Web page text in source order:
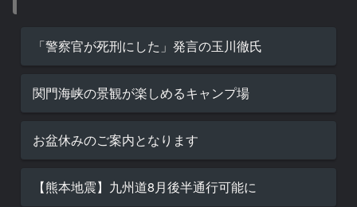
「警察官が死刑にした」発言の玉川徹氏
関門海峡の景観が楽しめるキャンプ場
お盆休みのご案内となります
【熊本地震】九州道8月後半通行可能に